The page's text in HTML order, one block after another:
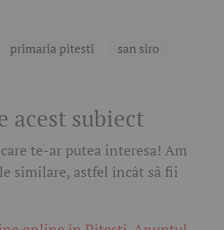
primaria pitesti san siro
acest subiect
te-ar putea interesa! Am
similare, astfel încât să fii